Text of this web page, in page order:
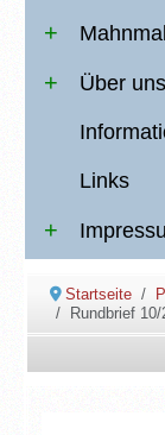
Über uns
Links
Startseite
Rundbrief 10/